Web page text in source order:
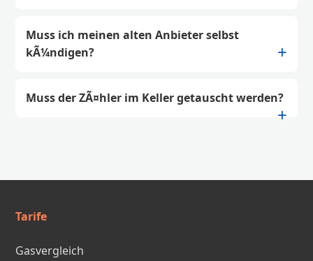
Muss ich meinen alten Anbieter selbst
kÃ¼ndigen?
Muss der ZÃ¤hler im Keller getauscht werden?
Tarife
Gasvergleich